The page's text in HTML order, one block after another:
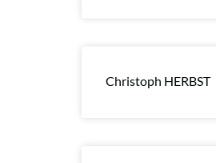
Christoph HERBST